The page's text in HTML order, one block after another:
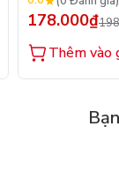
178.000₫
Thêm vào